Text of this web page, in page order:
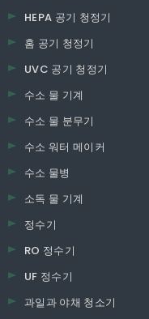
HEPA 공기 청정기
홈 공기 청정기
UVC 공기 청정기
수소 물 기계
수소 물 분무기
수소 워터 메이커
수소 물병
소독 물 기계
정수기
RO 정수기
UF 정수기
과일과 야채 청소기